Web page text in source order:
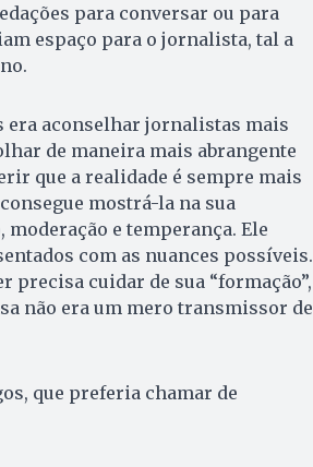
para conversar ou para
espaço para o jornalista, tal a
era aconselhar jornalistas mais
de maneira mais abrangente
que a realidade é sempre mais
mostrá-la na sua
e temperança. Ele
com as nuances possíveis.
precisa cuidar de sua “formação”,
não era um mero transmissor de
que preferia chamar de